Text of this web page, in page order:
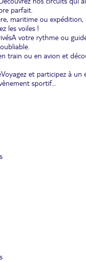
parfait.
maritime ou expédition,
les voiles !
A votre rythme ou
train ou en avion et
Voyagez et participez à un
sportif...